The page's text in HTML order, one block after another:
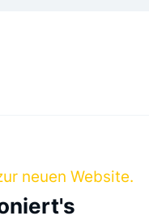
neuen Website.